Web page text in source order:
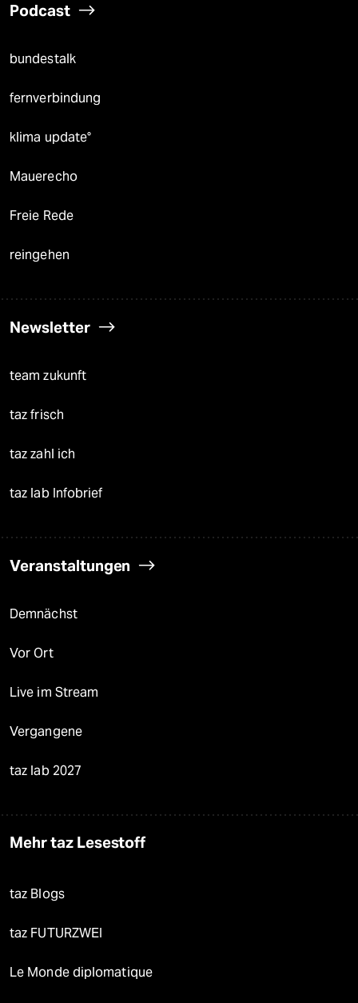
Podcast
bundestalk
fernverbindung
klima update°
Mauerecho
Freie Rede
reingehen
Newsletter
team zukunft
taz frisch
taz zahl ich
taz lab Infobrief
Veranstaltungen
Demnächst
Vor Ort
Live im Stream
Vergangene
taz lab 2027
Mehr taz Lesestoff
taz Blogs
taz FUTURZWEI
Le Monde diplomatique